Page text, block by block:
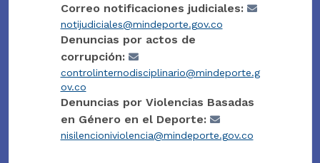
Correo notificaciones judiciales:
notijudiciales@mindeporte.gov.co
Denuncias por actos de
corrupción:
controlinternodisciplinario@mindeporte.g
ov.co
Denuncias por Violencias Basadas
en Género en el Deporte:
nisilencioniviolencia@mindeporte.gov.co